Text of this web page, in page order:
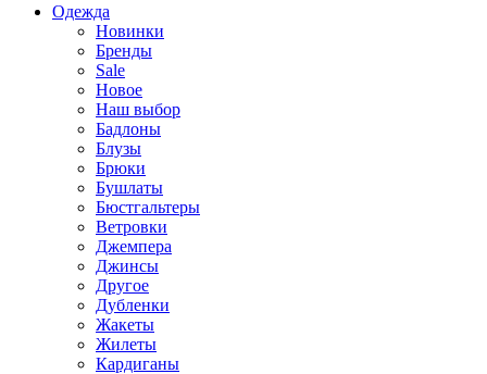
Одежда
Новинки
Бренды
Sale
Новое
Наш выбор
Бадлоны
Блузы
Брюки
Бушлаты
Бюстгальтеры
Ветровки
Джемпера
Джинсы
Другое
Дубленки
Жакеты
Жилеты
Кардиганы